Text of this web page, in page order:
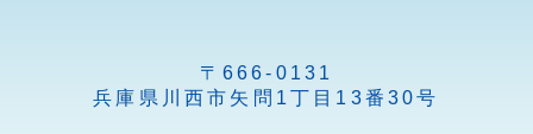
〒666-0131
兵庫県川西市矢問1丁目13番30号